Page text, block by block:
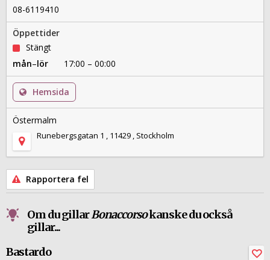
08-6119410
Öppettider
Stängt
mån–lör 17:00 – 00:00
Hemsida
Östermalm
Runebergsgatan 1 , 11429 , Stockholm
Rapportera fel
Om du gillarBonaccorsokanske du också
gillar...
Bastardo